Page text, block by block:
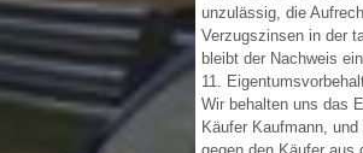
unzulässig, die
Verzugszinsen in der
bleibt der Nachweis
11.
Wir behalten uns das
Käufer Kaufmann,